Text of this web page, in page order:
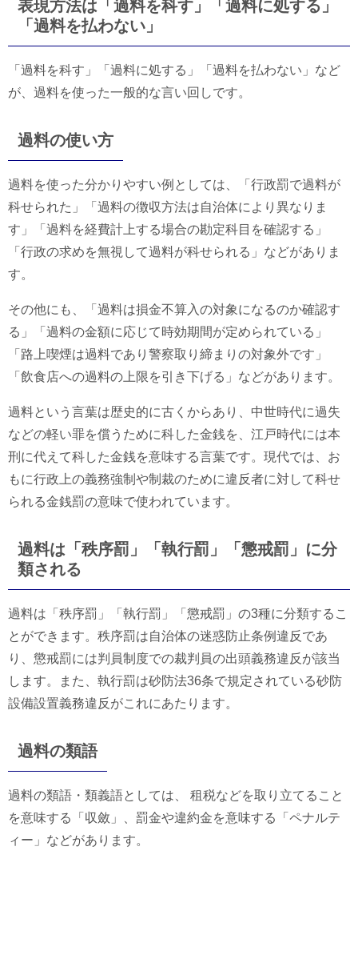
表現方法は「過料を科す」「過料に処する」
「過料を払わない」
「過料を科す」「過料に処する」「過料を払わない」など
が、過料を使った一般的な言い回しです。
過料の使い方
過料を使った分かりやすい例としては、「行政罰で過料が
科せられた」「過料の徴収方法は自治体により異なりま
す」「過料を経費計上する場合の勘定科目を確認する」
「行政の求めを無視して過料が科せられる」などがありま
す。
その他にも、「過料は損金不算入の対象になるのか確認す
る」「過料の金額に応じて時効期間が定められている」
「路上喫煙は過料であり警察取り締まりの対象外です」
「飲食店への過料の上限を引き下げる」などがあります。
過料という言葉は歴史的に古くからあり、中世時代に過失
などの軽い罪を償うために科した金銭を、江戸時代には本
刑に代えて科した金銭を意味する言葉です。現代では、お
もに行政上の義務強制や制裁のために違反者に対して科せ
られる金銭罰の意味で使われています。
過料は「秩序罰」「執行罰」「懲戒罰」に分
類される
過料は「秩序罰」「執行罰」「懲戒罰」の3種に分類するこ
とができます。秩序罰は自治体の迷惑防止条例違反であ
り、懲戒罰には判員制度での裁判員の出頭義務違反が該当
します。また、執行罰は砂防法36条で規定されている砂防
設備設置義務違反がこれにあたります。
過料の類語
過料の類語・類義語としては、 租税などを取り立てること
を意味する「収斂」、罰金や違約金を意味する「ペナルテ
ィー」などがあります。